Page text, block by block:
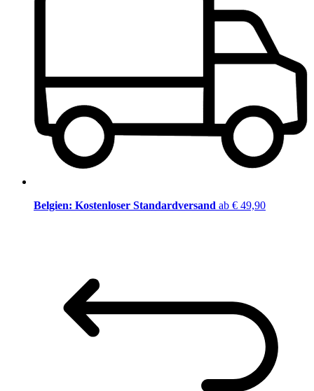
Belgien: Kostenloser Standardversand ab € 49,90